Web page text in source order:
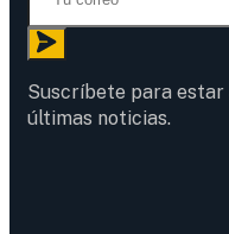
Suscríbete para
últimas noticias.